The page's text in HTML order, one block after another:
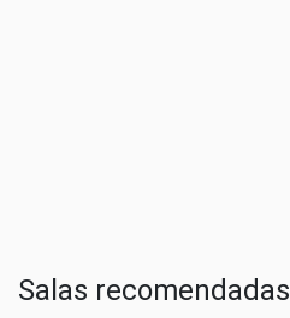
Salas recomendadas